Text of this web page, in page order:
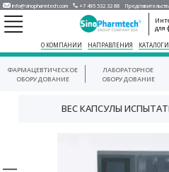
info@sinopharmtech.com +7 495 532 32 88
для
О КОМПАНИИ НАПРАВЛЕНИЯ КАТАЛОГИ
ФАРМАЦЕВТИЧЕСКОЕ
ОБОРУДОВАНИЕ
ЛАБОРАТОРНОЕ
ОБОРУДОВАНИЕ
ВЕС КАПСУЛЫ